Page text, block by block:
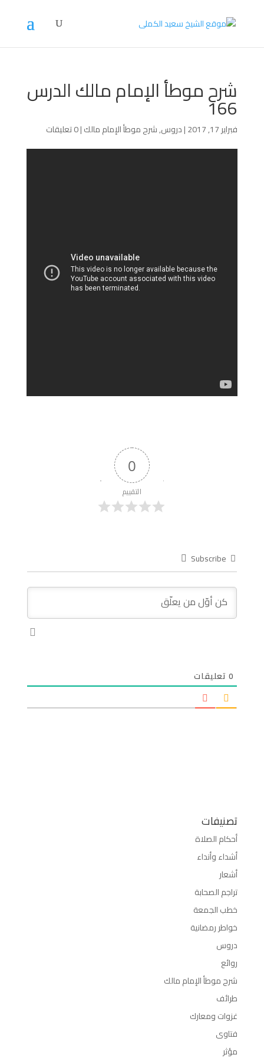
شرح موطأ الإمام مالك الدرس
166
فبراير 17, 2017 |دروس,شرح موطأ الإمام مالك|0 تعليقات
0
التقييم
Subscribe
0تعليقات
تصنيفات
أحكام الصلاة
أشداء وأنداء
أشعار
تراجم الصحابة
خطب الجمعة
خواطر رمضانية
دروس
روائع
شرح موطأ الإمام مالك
طرائف
غزوات ومعارك
فتاوى
مؤثر